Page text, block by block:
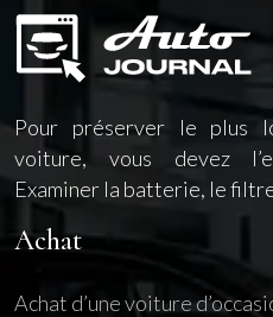
Pour préserver le plus
voiture, vous devez
Examiner la batterie, le
Achat
Achat d’une voiture